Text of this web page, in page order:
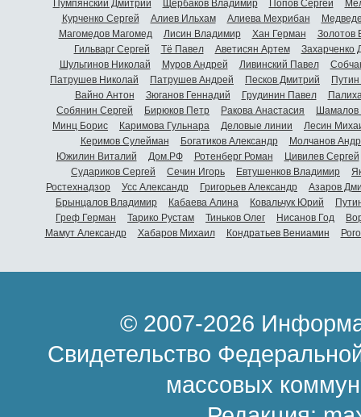
Пумпянский Дмитрий
Щербаков Владимир Попов Сергей
Курченко Сергей
Алиев Ильхам Алиева Мехрибан
Магомедов Магомед
Лисин Владимир Хан Герман
Золотов
Гильварг Сергей
Тё Павел Аветисян Артем
Захарченко
Шульгинов Николай
Муров Андрей Ливинский Павел
Патрушев Николай
Патрушев Андрей Песков Дмитрий
Вайно Антон
Зюганов Геннадий Грудинин Павел
Собянин Сергей
Бирюков Петр Ракова Анастасия
Шамалов
Минц Борис
Каримова Гульнара Деловые линии
Лесин
Керимов Сулейман
Богатиков Александр
Молчанов
Южилин Виталий
Дом.РФ Ротенберг Роман
Цивилев Сергей
Судариков Сергей
Сечин Игорь Евтушенков Владимир
Ростехнадзор
Усс Александр Григорьев Александр
Азаров
Брынцалов Владимир
Кабаева Алина Ковальчук Юрий
Греф Герман
Тарико Рустам Тиньков Олег Нисанов Год
Мамут Александр
Хабаров Михаил Кондратьев Вениамин
© 2007-2026
Свидетельство
массовых